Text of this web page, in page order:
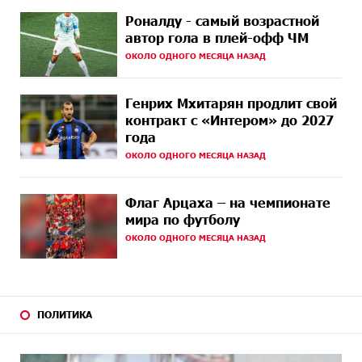
15 ДНЕЙ
НАЗАД
При поддержке Ucom в спортивной школе Вайка
установлена солнечная электростанция мощностью
15 кВт
15 ДНЕЙ
НАЗАД
Новые финансовые навыки на «Давидбекских
играх»: Idram&IDBank
17 ДНЕЙ
НАЗАД
Кругом война. А вас вводят в заблуждение. Аршак
Карапетян
18 ДНЕЙ
НАЗАД
Центр продаж и обслуживания Ucom в Егварде
возобновил работу по новому адресу — ул.
Ереванян, 3/47
21 ДНЕЙ Ucom и Microsoft Innovation Center помогают
Роналду - самый возрастной
автор гола в плей-офф ЧМ
ОКОЛО ОДНОГО МЕСЯЦА НАЗАД
Генрих Мхитарян продлит свой
контракт с «Интером» до 2027
года
ОКОЛО ОДНОГО МЕСЯЦА НАЗАД
Флаг Арцаха – на чемпионате
мира по футболу
ОКОЛО ОДНОГО МЕСЯЦА НАЗАД
ПОЛИТИКА